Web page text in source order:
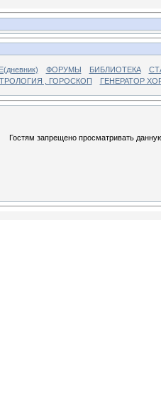
ФОРУМЫ БИБЛИОТЕКА
, ГОРОСКОП
ГЕНЕРАТОР
Гостям запрещено просматривать